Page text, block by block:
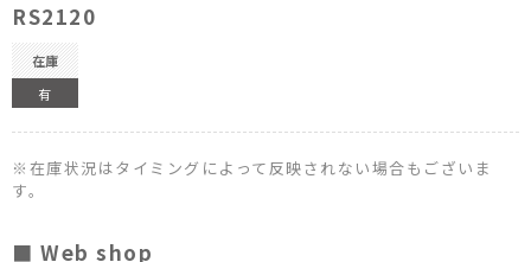
RS2120
在庫
有
※在庫状況はタイミングによって反映されない場合もございま
す。
■ Web shop